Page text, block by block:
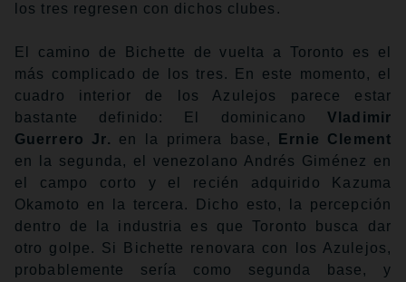
los tres regresen con dichos clubes.
El camino de Bichette de vuelta a Toronto es el
más complicado de los tres. En este momento, el
cuadro interior de los Azulejos parece estar
bastante definido: El dominicanoVladimir
Guerrero Jr. en la primera base,
Ernie Clement
en la segunda, el venezolano Andrés Giménez en
el campo corto y el recién adquirido Kazuma
Okamoto en la tercera. Dicho esto, la percepción
dentro de la industria es que Toronto busca dar
otro golpe. Si Bichette renovara con los Azulejos,
probablemente sería como segunda base, y